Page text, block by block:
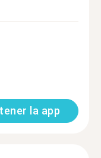
la app